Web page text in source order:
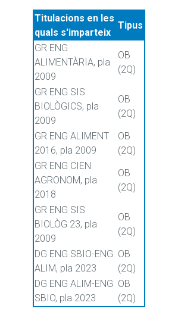
Titulacions en les
quals s'imparteix
Tipus
GR ENG
ALIMENTÀRIA, pla
2009
OB
(2Q)
GR ENG SIS
BIOLÒGICS, pla
2009
OB
(2Q)
GR ENG ALIMENT
2016, pla 2009
OB
(2Q)
GR ENG CIEN
AGRONOM, pla
2018
OB
(2Q)
GR ENG SIS
BIOLÒG 23, pla
2009
OB
(2Q)
DG ENG SBIO-ENG
ALIM, pla 2023
OB
(2Q)
DG ENG ALIM-ENG
SBIO, pla 2023
OB
(2Q)